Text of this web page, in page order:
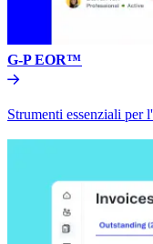
G-P EOR™​​
Strumenti essenziali